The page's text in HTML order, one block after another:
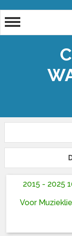
2015 - 2025
Voor